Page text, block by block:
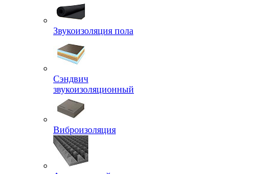
Звукоизоляция пола
Сэндвич
звукоизоляционный
Виброизоляция